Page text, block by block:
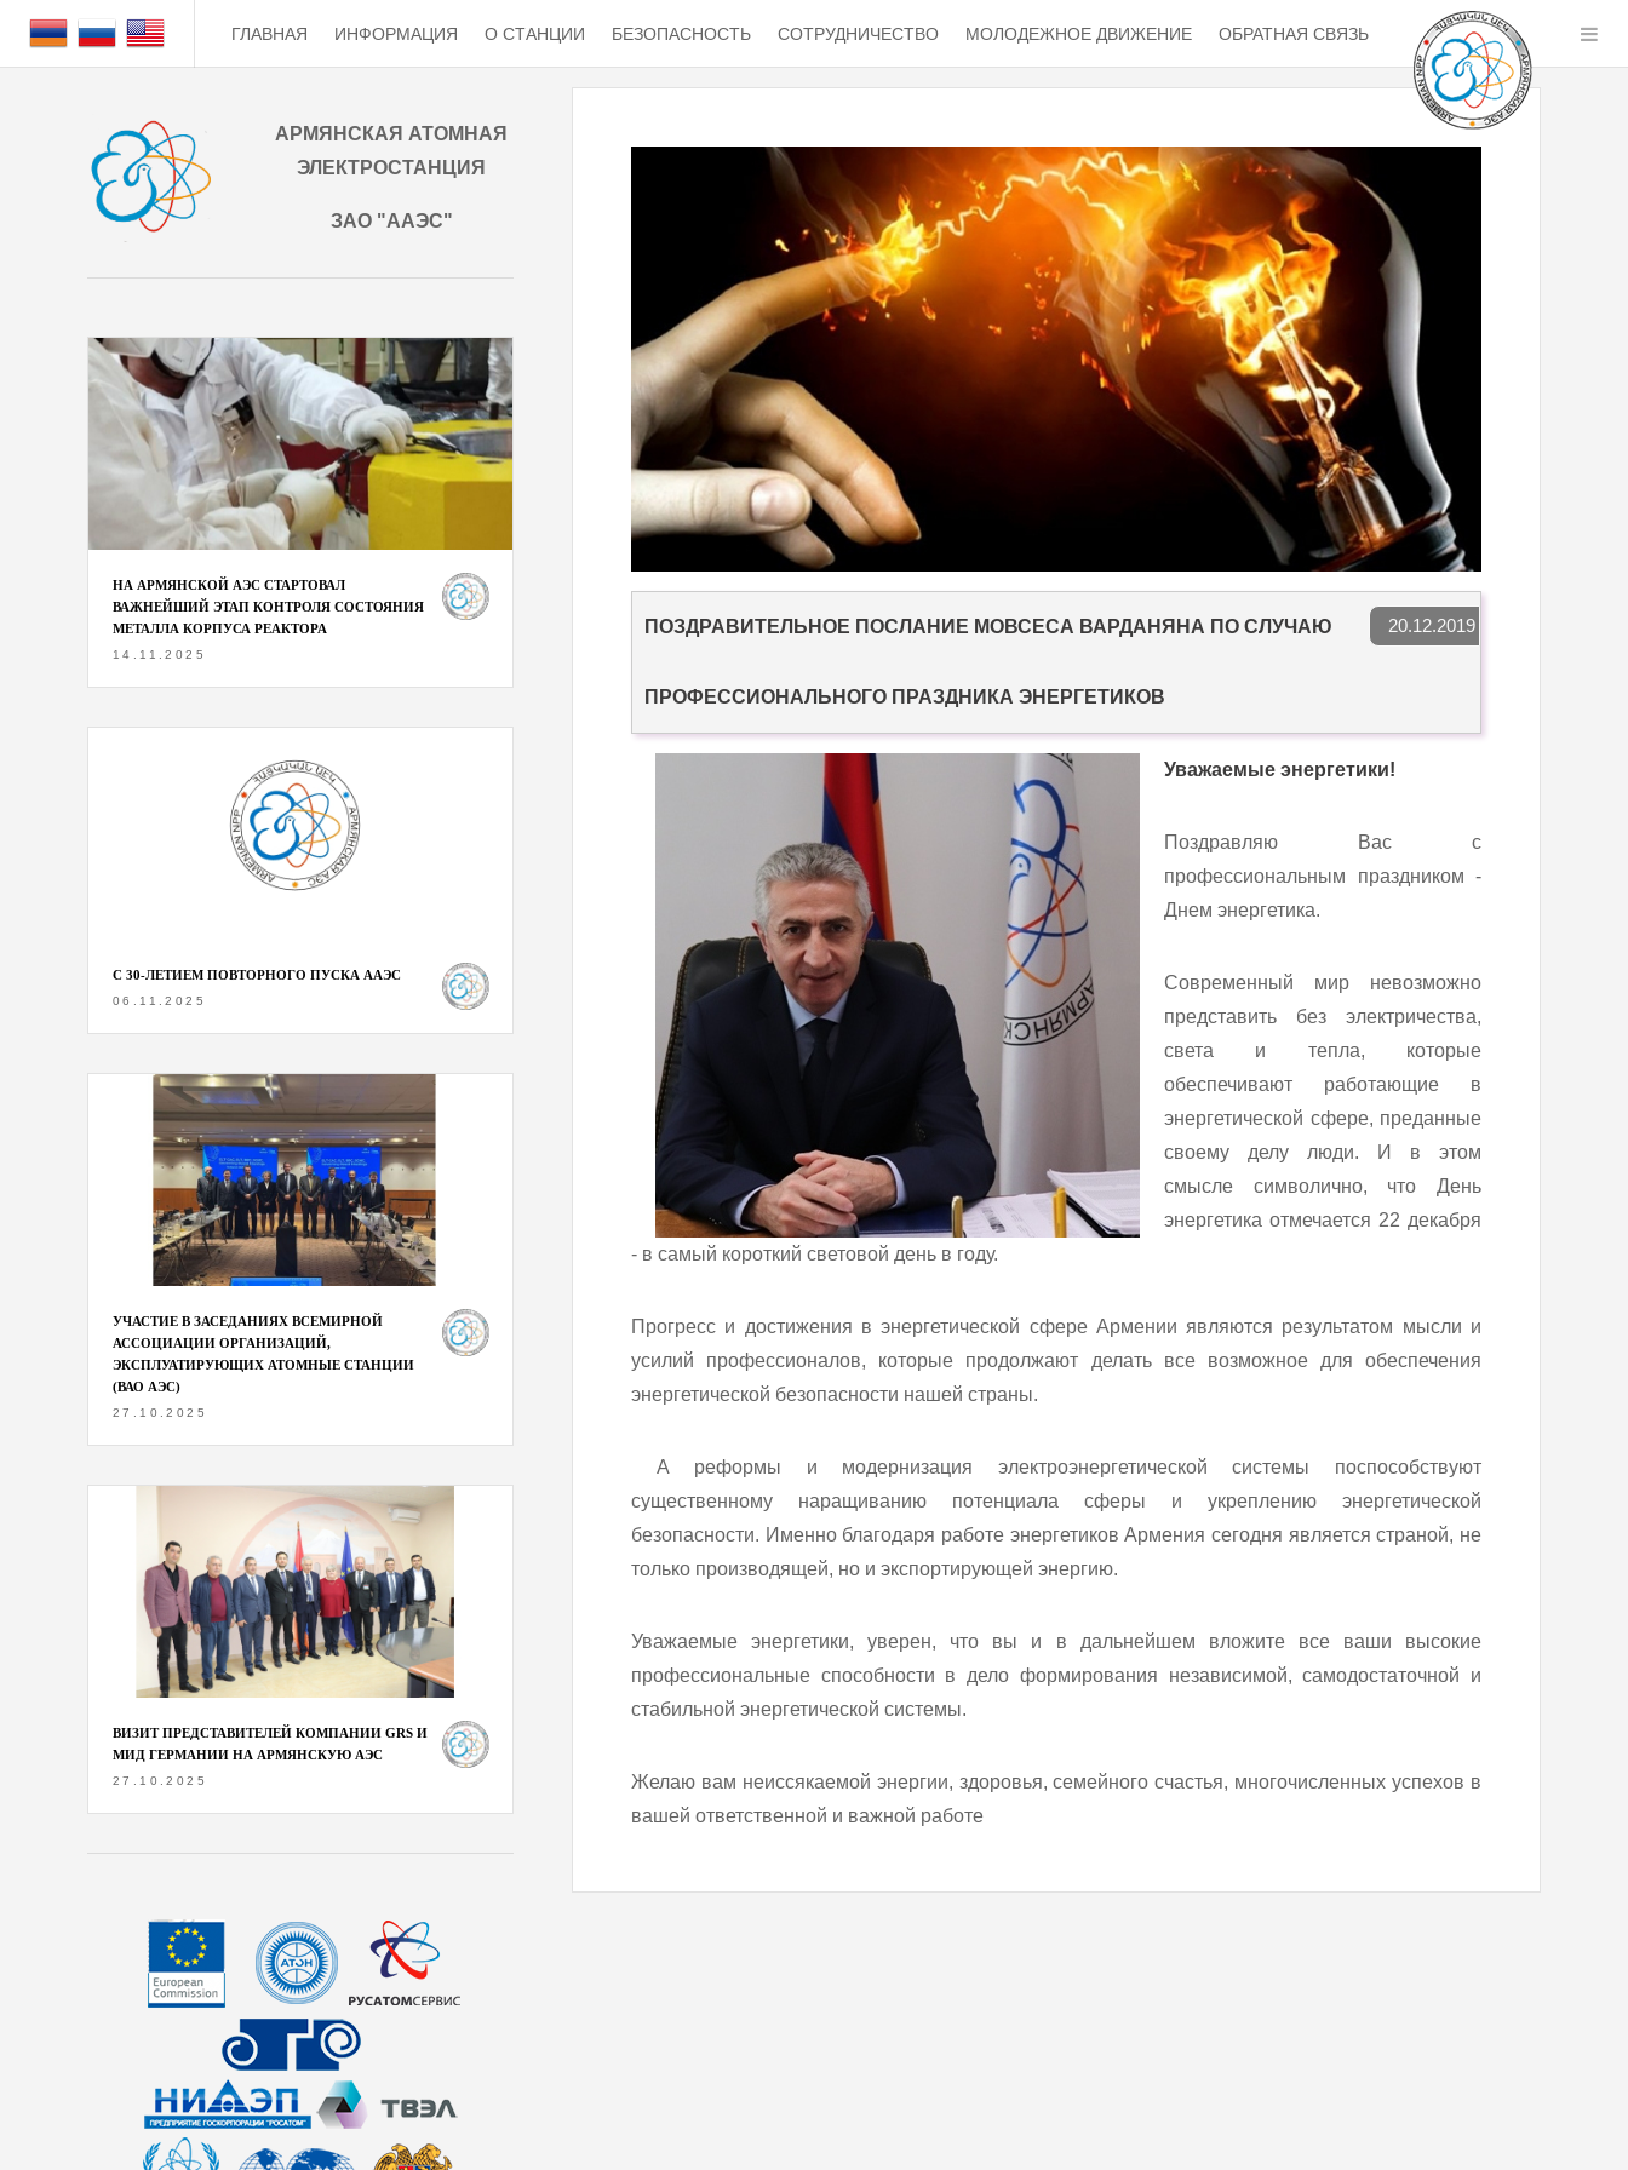
ГЛАВНАЯ ИНФОРМАЦИЯ О СТАНЦИИ БЕЗОПАСНОСТЬ СОТРУДНИЧЕСТВО МОЛОДЕЖНОЕ ДВИЖЕНИЕ ОБРАТНАЯ СВЯЗЬ
20.12.2019
ПОЗДРАВИТЕЛЬНОЕ ПОСЛАНИЕ МОВСЕСА ВАРДАНЯНА ПО СЛУЧАЮ
ПРОФЕССИОНАЛЬНОГО ПРАЗДНИКА ЭНЕРГЕТИКОВ
Уважаемые энергетики!
Поздравляю Вас с
профессиональным праздником -
Днем энергетика.
Современный мир невозможно
представить без электричества,
света и тепла, которые
обеспечивают работающие в
энергетической сфере, преданные
своему делу люди. И в этом
смысле символично, что День
энергетика отмечается 22 декабря
- в самый короткий световой день в году.
Прогресс и достижения в энергетической сфере Армении являются результатом мысли и
усилий профессионалов, которые продолжают делать все возможное для обеспечения
энергетической безопасности нашей страны.
А реформы и модернизация электроэнергетической системы поспособствуют
существенному наращиванию потенциала сферы и укреплению энергетической
безопасности. Именно благодаря работе энергетиков Армения сегодня является страной, не
только производящей, но и экспортирующей энергию.
Уважаемые энергетики, уверен, что вы и в дальнейшем вложите все ваши высокие
профессиональные способности в дело формирования независимой, самодостаточной и
стабильной энергетической системы.
Желаю вам неиссякаемой энергии, здоровья, семейного счастья, многочисленных успехов в
вашей ответственной и важной работе
АРМЯНСКАЯ АТОМНАЯ
ЭЛЕКТРОСТАНЦИЯ
ЗАО "ААЭС"
НА АРМЯНСКОЙ АЭС СТАРТОВАЛ
ВАЖНЕЙШИЙ ЭТАП КОНТРОЛЯ СОСТОЯНИЯ
МЕТАЛЛА КОРПУСА РЕАКТОРА
14.11.2025
С 30-ЛЕТИЕМ ПОВТОРНОГО ПУСКА ААЭС
06.11.2025
УЧАСТИЕ В ЗАСЕДАНИЯХ ВСЕМИРНОЙ
АССОЦИАЦИИ ОРГАНИЗАЦИЙ,
ЭКСПЛУАТИРУЮЩИХ АТОМНЫЕ СТАНЦИИ
(ВАО АЭС)
27.10.2025
ВИЗИТ ПРЕДСТАВИТЕЛЕЙ КОМПАНИИ GRS И
МИД ГЕРМАНИИ НА АРМЯНСКУЮ АЭС
27.10.2025